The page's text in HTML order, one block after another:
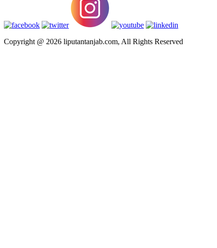
Copyright @ 2026 liputantanjab.com, All Rights Reserved